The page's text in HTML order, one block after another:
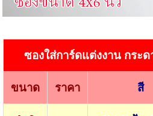
ซองใส่การ์ดแต่งงาน กระ
ขนาด ราคา สี